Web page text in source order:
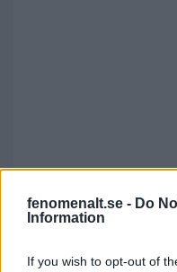
fenomenalt.se - Do
Information
If you wish to opt-out of
–